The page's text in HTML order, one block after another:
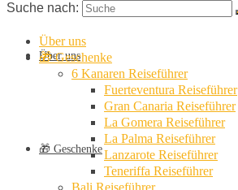
Über uns
🎁 Geschenke
Suche nach:
Über uns
🎁 Geschenke
6 Kanaren Reiseführer
Fuerteventura Reiseführer
Gran Canaria Reiseführer
La Gomera Reiseführer
La Palma Reiseführer
Lanzarote Reiseführer
Teneriffa Reiseführer
Bali Reiseführer